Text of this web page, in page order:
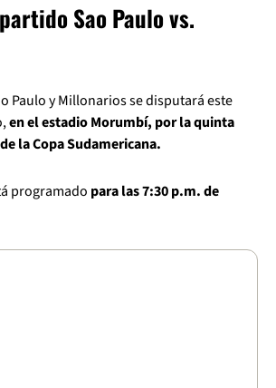
Sao Paulo vs.
Paulo y Millonarios se disputará este
en el estadio Morumbí, por la quinta
la Copa Sudamericana.
programado para las 7:30 p.m. de